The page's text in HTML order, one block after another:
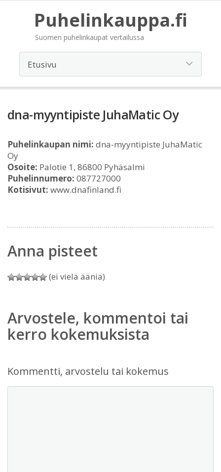
Puhelinkauppa.fi
Suomen puhelinkaupat vertailussa
dna-myyntipiste JuhaMatic Oy
Puhelinkaupan nimi: dna-myyntipiste JuhaMatic
Oy
Osoite: Palotie 1, 86800 Pyhäsalmi
Puhelinnumero: 087727000
Kotisivut: www.dnafinland.fi
Anna pisteet
(ei vielä ääniä)
Arvostele, kommentoi tai
kerro kokemuksista
Kommentti, arvostelu tai kokemus